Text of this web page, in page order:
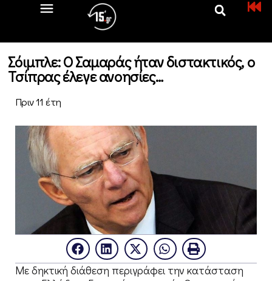
Σόιμπλε: Ο Σαμαράς ήταν διστακτικός, ο
Τσίπρας έλεγε ανοησίες…
Πριν 11 έτη
Με δηκτική διάθεση περιγράφει την κατάσταση